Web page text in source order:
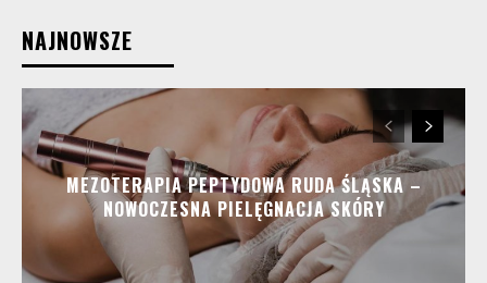
NAJNOWSZE
MEZOTERAPIA PEPTYDOWA RUDA ŚLĄSKA –
NOWOCZESNA PIELĘGNACJA SKÓRY